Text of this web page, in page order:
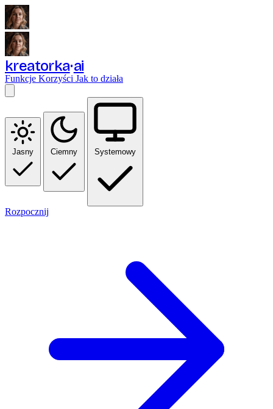
kreatorka ai
Funkcje Korzyści Jak to działa
Jasny Ciemny Systemowy
Rozpocznij